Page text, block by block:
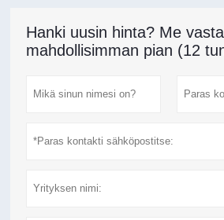
Hanki uusin hinta? Me
mahdollisimman pian (12